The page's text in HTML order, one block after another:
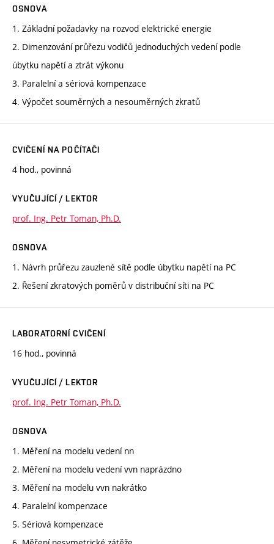
OSNOVA
1. Základní požadavky na rozvod elektrické energie
2. Dimenzování průřezu vodičů jednoduchých vedení podle
úbytku napětí a ztrát výkonu
3. Paralelní a sériová kompenzace
4. Výpočet souměrných a nesouměrných zkratů
CVIČENÍ NA POČÍTAČI
4 hod., povinná
VYUČUJÍCÍ / LEKTOR
prof. Ing. Petr Toman, Ph.D.
OSNOVA
1. Návrh průřezu zauzlené sítě podle úbytku napětí na PC
2. Řešení zkratových poměrů v distribuční síti na PC
LABORATORNÍ CVIČENÍ
16 hod., povinná
VYUČUJÍCÍ / LEKTOR
prof. Ing. Petr Toman, Ph.D.
OSNOVA
1. Měření na modelu vedení nn
2. Měření na modelu vedení vvn naprázdno
3. Měření na modelu vvn nakrátko
4. Paralelní kompenzace
5. Sériová kompenzace